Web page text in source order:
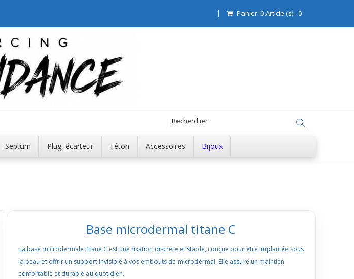
Panier: 0Article (s)-0
Septum Plug, écarteur Téton Accessoires Bijoux
Base microdermal titane C
La base microdermale titane C est une fixation discrète et stable, conçue pour être implantée sous
la peau et offrir un support invisible à vos embouts de microdermal. Elle assure un maintien
confortable et durable au quotidien.